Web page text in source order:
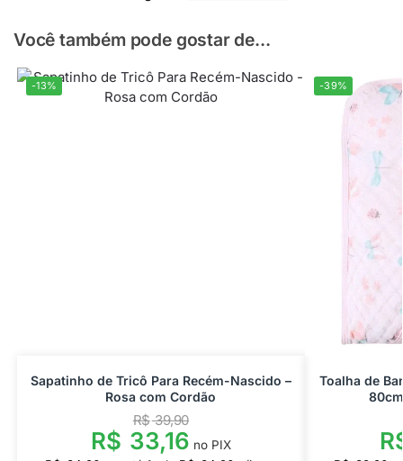
Você também pode gostar de...
-13%
Sapatinho de Tricô Para Recém-Nascido –
Rosa com Cordão
R$39,90
R$ 33,16 no PIX
-39%
Toalha de